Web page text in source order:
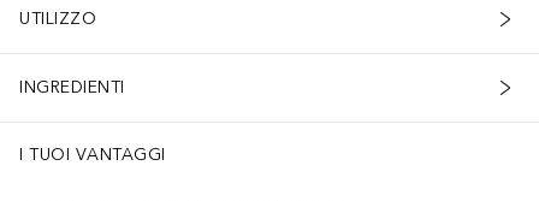
UTILIZZO
INGREDIENTI
I TUOI VANTAGGI